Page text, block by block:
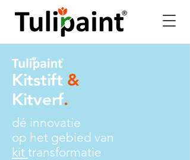
Kitstift &
Kitverf.
dé innovatie
op het gebied van
kit transformatie